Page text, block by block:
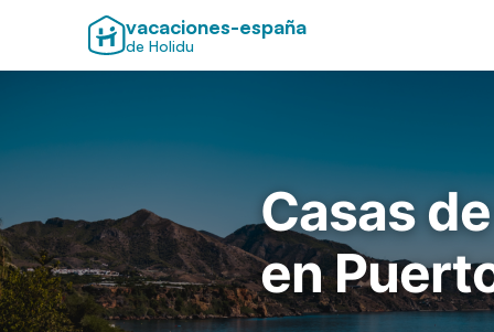
vacaciones-españa
de Holidu
Casas
en